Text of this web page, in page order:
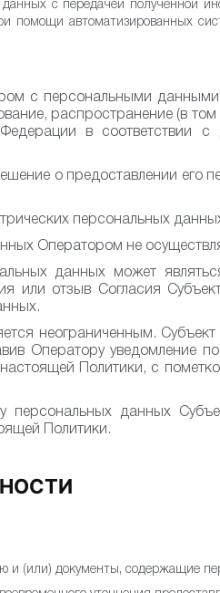
данных с передачей полученной
помощи автоматизированных
с персональными
распространение (в
в соответствии с
о предоставлении его
персональных
Оператором не
данных может
или отзыв Согласия
неограниченным.
Оператору уведомление
Политики, с
персональных данных
Политики.
и (или) документы, содержащие